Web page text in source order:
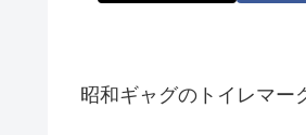
昭和ギャグのトイレマー